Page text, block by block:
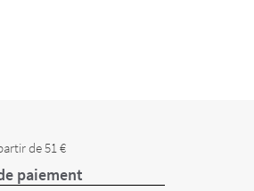
de 51 €
paiement